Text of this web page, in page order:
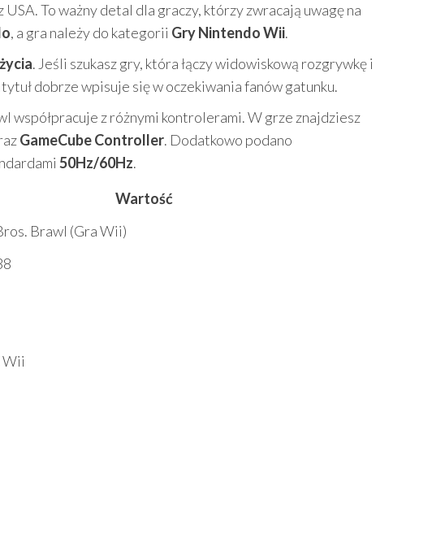
To ważny detal dla graczy, którzy zwracają uwagę na
, a gra należy do kategorii Gry Nintendo Wii.
. Jeśli szukasz gry, która łączy widowiskową rozgrywkę i
dobrze wpisuje się w oczekiwania fanów gatunku.
współpracuje z różnymi kontrolerami. W grze znajdziesz
GameCube Controller. Dodatkowo podano
50Hz/60Hz.
Wartość
Brawl (Gra Wii)
Wii